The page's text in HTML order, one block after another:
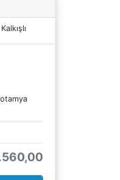
Kalkışlı